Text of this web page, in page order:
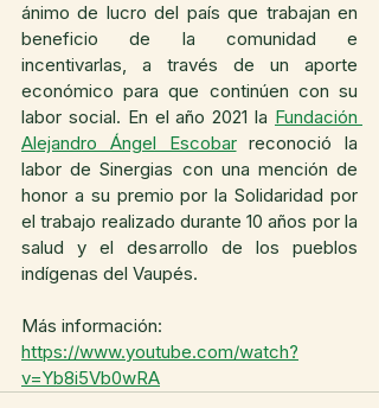
ánimo de lucro del país que trabajan en
beneficio de la comunidad e
incentivarlas, a través de un aporte
económico para que continúen con su
labor social. En el año 2021 la Fundación
Alejandro Ángel Escobar reconoció la
labor de Sinergias con una mención de
honor a su premio por la Solidaridad por
el trabajo realizado durante 10 años por la
salud y el desarrollo de los pueblos
indígenas del Vaupés.
Más información:
https://www.youtube.com/watch?
v=Yb8i5Vb0wRA